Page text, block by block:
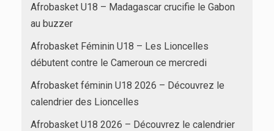
Afrobasket U18 – Madagascar crucifie le Gabon
au buzzer
Afrobasket Féminin U18 – Les Lioncelles
débutent contre le Cameroun ce mercredi
Afrobasket féminin U18 2026 – Découvrez le
calendrier des Lioncelles
Afrobasket U18 2026 – Découvrez le calendrier